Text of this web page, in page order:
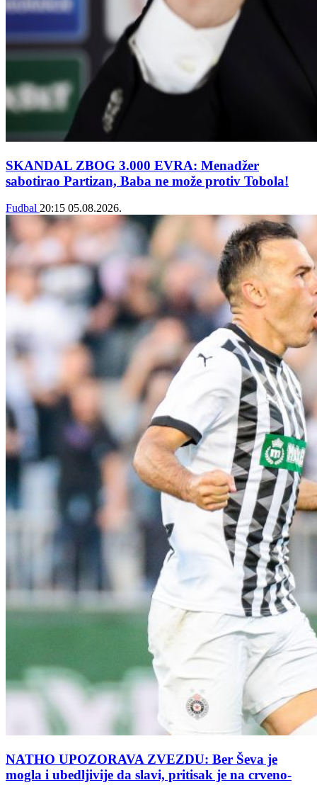
SKANDAL ZBOG 3.000 EVRA: Menadžer
sabotirao Partizan, Baba ne može protiv Tobola!
Fudbal 20:15 05.08.2026.
NATHO UPOZORAVA ZVEZDU: Ber Ševa je
mogla i ubedljivije da slavi, pritisak je na crveno-